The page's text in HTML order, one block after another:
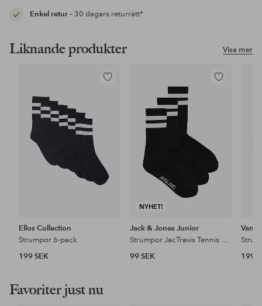
Enkel retur– 30 dagars returrätt*
Visa mer
Liknande produkter
Lägg
Ellos Collection
Strumpor 6-pack
199 SEK
NYHET!
Lägg
Jack & Jones Junior
Strumpor JacTravis Tennis Sock 3-pack
99 SEK
Vans
199
Favoriter just nu